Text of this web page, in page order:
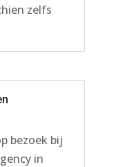
zelfs
bezoek bij
in